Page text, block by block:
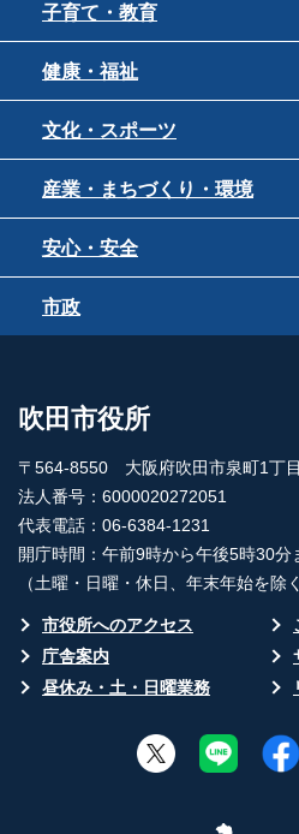
子育て・教育
健康・福祉
文化・スポーツ
産業・まちづくり・環境
安心・安全
市政
吹田市役所
〒564-8550 大阪府吹田市泉町1丁
法人番号：6000020272051
代表電話：06-6384-1231
開庁時間：午前9時から午後5時30分
（土曜・日曜・休日、年末年始を除く
市役所へのアクセス
庁舎案内
昼休み・土・日曜業務